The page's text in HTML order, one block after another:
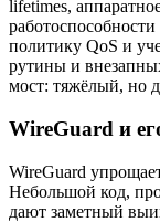
lifetimes,
политику QoS и
рутины и
мост: тяжёлый, но
WireGuard и
WireGuard
Небольшой код,
дают заметный